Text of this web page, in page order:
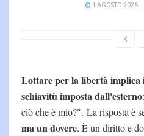
1 AGOSTO 2026
Lottare per la libertà implica
schiavitù imposta dall'esterno
ciò che è mio?". La risposta è
ma un dovere. È un diritto e